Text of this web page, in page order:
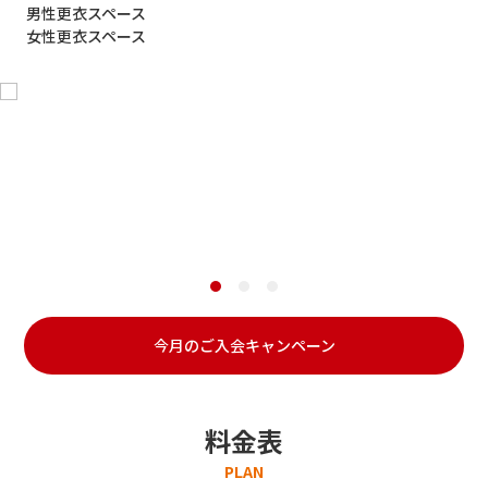
男性更衣スペース
女性更衣スペース
今月のご入会キャンペーン
料金表
PLAN